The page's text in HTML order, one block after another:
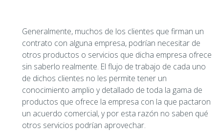
Generalmente, muchos de los clientes que firman un
contrato con alguna empresa, podrían necesitar de
otros productos o servicios que dicha empresa ofrece
sin saberlo realmente. El flujo de trabajo de cada uno
de dichos clientes no les permite tener un
conocimiento amplio y detallado de toda la gama de
productos que ofrece la empresa con la que pactaron
un acuerdo comercial, y por esta razón no saben qué
otros servicios podrían aprovechar.